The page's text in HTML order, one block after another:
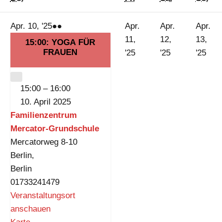
Apr. 10, '2510.
April
2025
●●(2
Veranstaltungen)
15:00: YOGA FÜR
FRAUEN
CLOSE
15:00 – 16:00
10. April 2025
Familienzentrum
Mercator-Grundschule
Mercatorweg 8-10
Berlin,
Berlin
01733241479
Veranstaltungsort
anschauen
Apr.
11,
'2511.
Apr.
12,
'2512.
Apr.
13,
'2513.